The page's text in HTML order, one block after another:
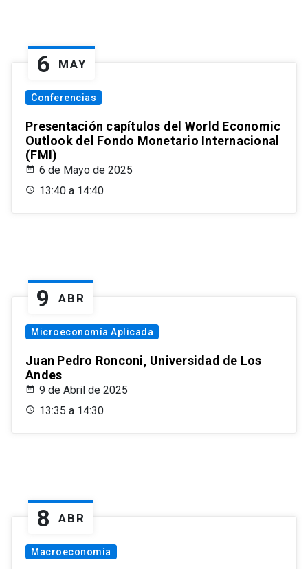
6 MAY
Conferencias
Presentación capítulos del World Economic
Outlook del Fondo Monetario Internacional
(FMI)
6 de Mayo de 2025
13:40 a 14:40
9 ABR
Microeconomía Aplicada
Juan Pedro Ronconi, Universidad de Los
Andes
9 de Abril de 2025
13:35 a 14:30
8 ABR
Macroeconomía